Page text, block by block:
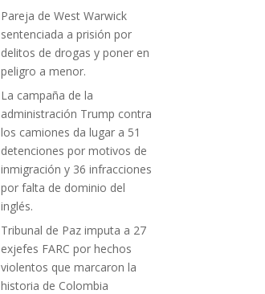
Pareja de West Warwick
sentenciada a prisión por
delitos de drogas y poner en
peligro a menor.
La campaña de la
administración Trump contra
los camiones da lugar a 51
detenciones por motivos de
inmigración y 36 infracciones
por falta de dominio del
inglés.
Tribunal de Paz imputa a 27
exjefes FARC por hechos
violentos que marcaron la
historia de Colombia